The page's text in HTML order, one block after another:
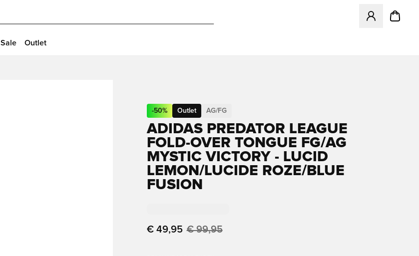
Opent een
Sale Outlet
-50% Outlet AG/FG
ADIDAS PREDATOR LEAGUE
FOLD-OVER TONGUE FG/AG
MYSTIC VICTORY - LUCID
LEMON/LUCIDE ROZE/BLUE
FUSION
€ 49,95 € 99,95